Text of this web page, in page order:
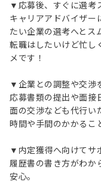
▼応募後、すぐに選考
キャリアアドバイザー
たい企業の選考へとス
転職はしたいけど忙し
メです！
▼企業との調整や交渉
応募書類の提出や面接
面の交渉なども代行い
時間や手間のかかるこ
▼内定獲得へ向けてサ
履歴書の書き方がわ
安心。